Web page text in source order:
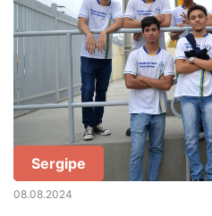
Sergipe
08.08.2024